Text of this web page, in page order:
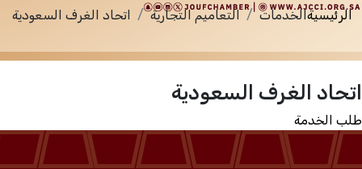
تعرف علينا
الخدمات
الرئيسيةالخدمات التعاميم التجارية اتحاد الغرف السعودية
اتحاد الغرف السعودية
طلب الخدمة